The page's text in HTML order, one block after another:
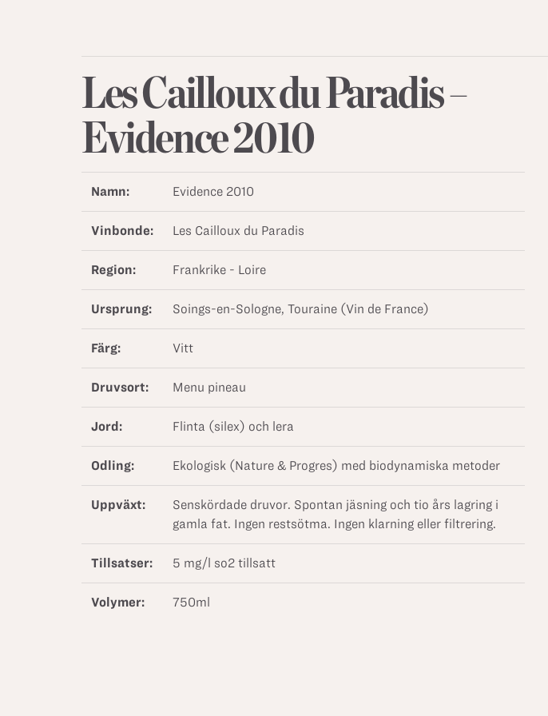
Les Cailloux du Paradis –
Evidence 2010
Namn: Evidence 2010
Vinbonde: Les Cailloux du Paradis
Region: Frankrike - Loire
Ursprung: Soings-en-Sologne, Touraine (Vin de France)
Färg: Vitt
Druvsort: Menu pineau
Jord: Flinta (silex) och lera
Odling: Ekologisk (Nature & Progres) med biodynamiska metoder
Uppväxt:
Senskördade druvor. Spontan jäsning och tio års lagring i
gamla fat. Ingen restsötma. Ingen klarning eller filtrering.
Tillsatser: 5 mg/l so2 tillsatt
Volymer: 750ml